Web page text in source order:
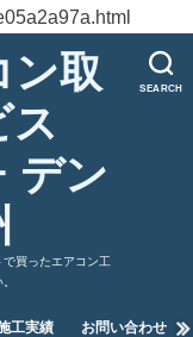
SEARCH
ン取
ス
デン
買ったエアコン工
工実績 お問い合わせ